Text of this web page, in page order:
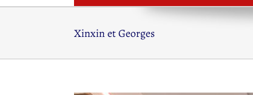
Xinxin et Georges